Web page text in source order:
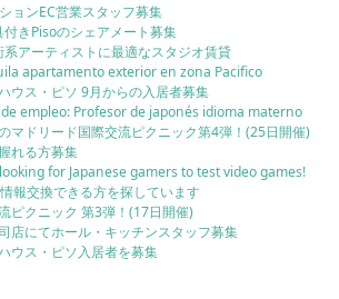
ョンEC営業スタッフ募集
付きPisoのシェアメート募集
系アーティストに最適なスタジオ賃貸
apartamento exterior en zona Pacifico
ウス・ピソ 9月からの入居者募集
empleo: Profesor de japonés idioma materno
マドリード国際交流ピクニック第4弾！(25日開催)
れる方募集
looking for Japanese gamers to test video games!
報交換できる方を探しています
ピクニック 第3弾！(17日開催)
店にてホール・キッチンスタッフ募集
ウス・ピソ入居者を募集